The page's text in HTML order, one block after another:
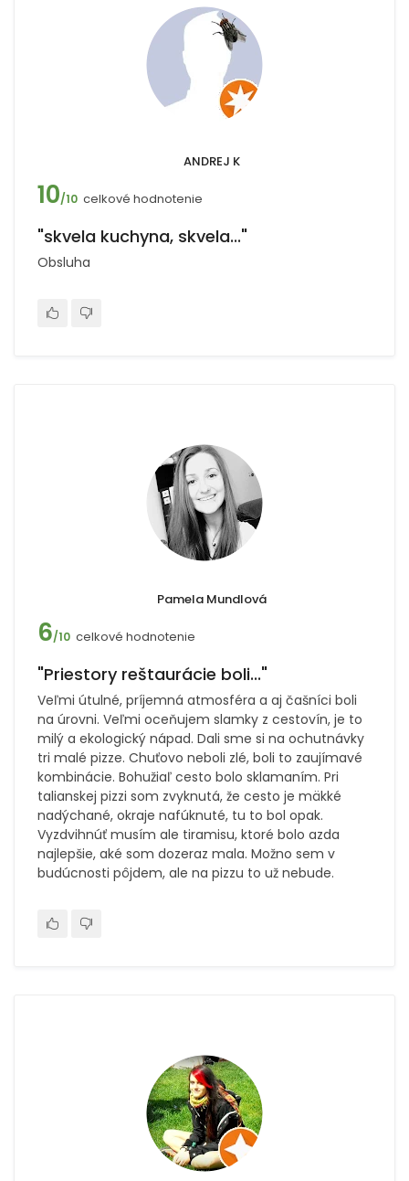
ANDREJ K
10/10 celkové hodnotenie
"skvela kuchyna, skvela..."
Obsluha
Pamela Mundlová
6/10 celkové hodnotenie
"Priestory reštaurácie boli..."
Veľmi útulné, príjemná atmosféra a aj čašníci boli
na úrovni. Veľmi oceňujem slamky z cestovín, je to
milý a ekologický nápad. Dali sme si na ochutnávky
tri malé pizze. Chuťovo neboli zlé, boli to zaujímavé
kombinácie. Bohužiaľ cesto bolo sklamaním. Pri
talianskej pizzi som zvyknutá, že cesto je mäkké
nadýchané, okraje nafúknuté, tu to bol opak.
Vyzdvihnúť musím ale tiramisu, ktoré bolo azda
najlepšie, aké som dozeraz mala. Možno sem v
budúcnosti pôjdem, ale na pizzu to už nebude.